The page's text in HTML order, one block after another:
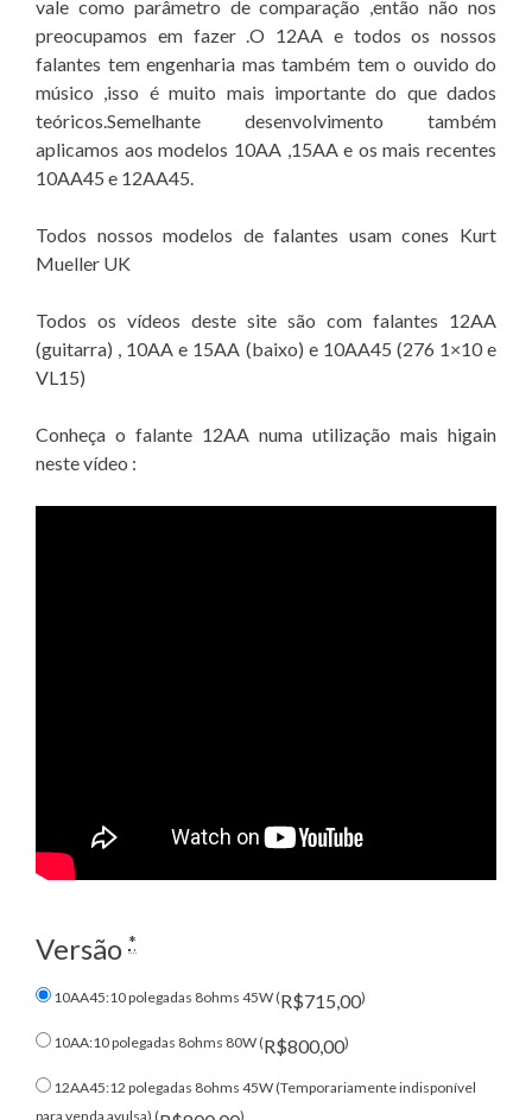
vale como parâmetro de comparação ,então não nos
preocupamos em fazer .O 12AA e todos os nossos
falantes tem engenharia mas também tem o ouvido do
músico ,isso é muito mais importante do que dados
teóricos.Semelhante desenvolvimento também
aplicamos aos modelos 10AA ,15AA e os mais recentes
10AA45 e 12AA45.
Todos nossos modelos de falantes usam cones Kurt
Mueller UK
Todos os vídeos deste site são com falantes 12AA
(guitarra) , 10AA e 15AA (baixo) e 10AA45 (276 1×10 e
VL15)
Conheça o falante 12AA numa utilização mais higain
neste vídeo :
Versão *
10AA45:10 polegadas 8ohms 45W (R$715,00)
10AA:10 polegadas 8ohms 80W (R$800,00)
12AA45:12 polegadas 8ohms 45W (Temporariamente indisponível
para venda avulsa) (
)